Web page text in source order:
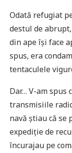
Odată refugiat
destul de
din ape își face
spus, era
tentaculele
Dar… V-am spus
transmisiile
navă știau că
expediție de
încurajau pe